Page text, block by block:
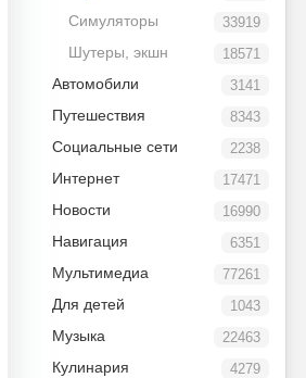
33919
Симуляторы
18571
Шутеры, экшн
3141
Автомобили
8343
Путешествия
2238
Социальные сети
17471
Интернет
16990
Новости
6351
Навигация
77261
Мультимедиа
1043
Для детей
22463
Музыка
4279
Кулинария